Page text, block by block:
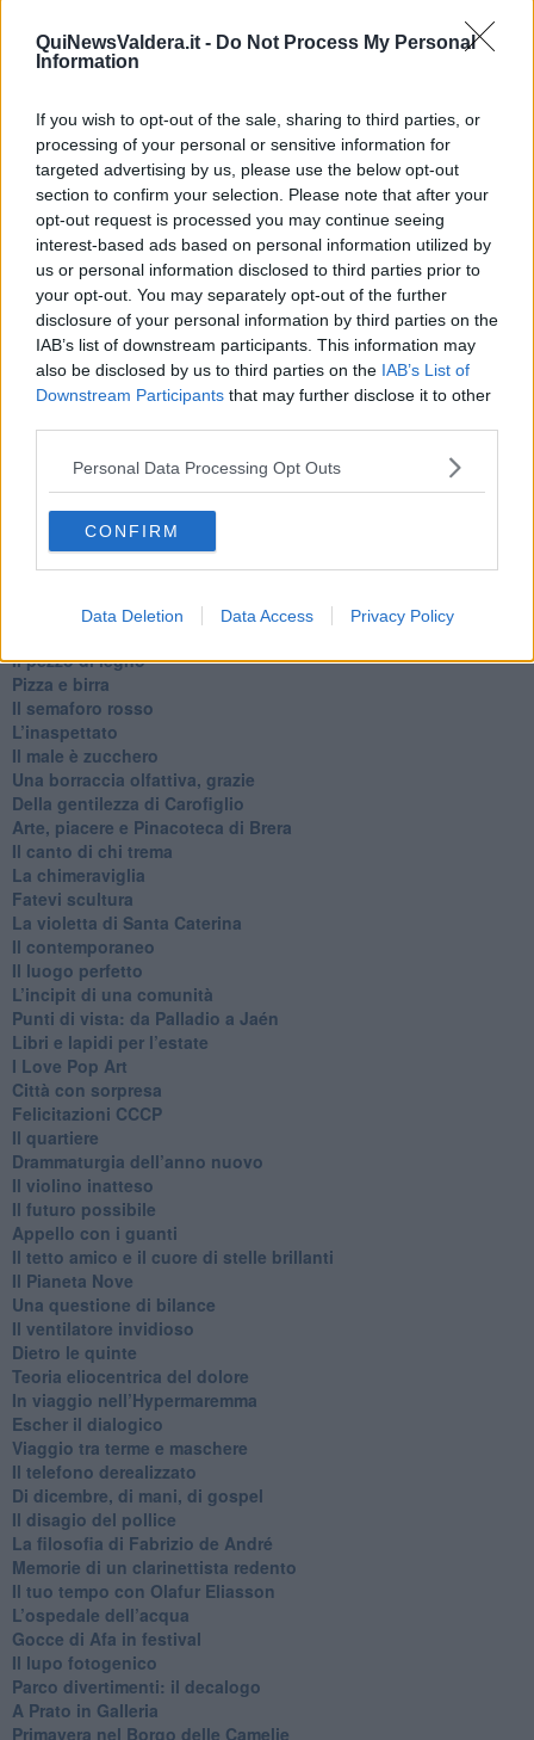
QuiNewsValdera.it - Do Not Process My Personal
Information
If you wish to opt-out of the sale, sharing to third parties, or
processing of your personal or sensitive information for
targeted advertising by us, please use the below opt-out
section to confirm your selection. Please note that after your
opt-out request is processed you may continue seeing
interest-based ads based on personal information utilized by
us or personal information disclosed to third parties prior to
your opt-out. You may separately opt-out of the further
disclosure of your personal information by third parties on the
IAB’s list of downstream participants. This information may
also be disclosed by us to third parties on the IAB’s List of
Downstream Participants that may further disclose it to other
Personal Data Processing Opt Outs
CONFIRM
Data Deletion Data Access Privacy Policy
Se vuoi leggere le notizie principali della Toscana iscriviti alla
Newsletter QUInews - ToscanaMedia.Arriva gratis tutti i giorni
alle 20:00 direttamente nella tua casella di posta.
Basta cliccareQUI
Ti potrebbe interessare anche:
Articoli dal Blog “Pagine allegre” di Gianni Micheli
​Ricciotti Ensemble: ovunque e per tutti
Ode ai lacci
​Il caffè Mattia Moreni
​In casa ho una macchina del tempo
Professione: reporter
Architettura che abbaglia
​Senza tasche, un po’ come me
​Il mare d’autunno
​Il pezzo di legno
​Pizza e birra
​Il semaforo rosso
​L’inaspettato
​Il male è zucchero
​Una borraccia olfattiva, grazie
​Della gentilezza di Carofiglio
Arte, piacere e Pinacoteca di Brera
​Il canto di chi trema
La chimeraviglia
​Fatevi scultura
​La violetta di Santa Caterina
​Il contemporaneo
​Il luogo perfetto
​L’incipit di una comunità
Punti di vista: da Palladio a Jaén
​Libri e lapidi per l’estate
​I Love Pop Art
Città con sorpresa
Felicitazioni CCCP
​Il quartiere
​Drammaturgia dell’anno nuovo
​Il violino inatteso
​Il futuro possibile
​Appello con i guanti
​Il tetto amico e il cuore di stelle brillanti
​Il Pianeta Nove
​Una questione di bilance
​Il ventilatore invidioso
​Dietro le quinte
​Teoria eliocentrica del dolore
In viaggio nell’Hypermaremma
​Escher il dialogico
​Viaggio tra terme e maschere
Il telefono derealizzato
​Di dicembre, di mani, di gospel
​Il disagio del pollice
​La filosofia di Fabrizio de André
Memorie di un clarinettista redento
​Il tuo tempo con Olafur Eliasson
​L’ospedale dell’acqua
​Gocce di Afa in festival
​Il lupo fotogenico
​Parco divertimenti: il decalogo
​A Prato in Galleria
​Primavera nel Borgo delle Camelie